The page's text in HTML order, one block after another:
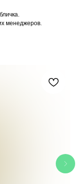
менеджеров.